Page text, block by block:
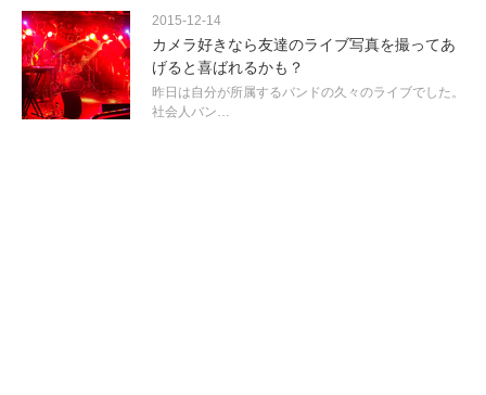
2015-12-14
カメラ好きなら友達のライブ写真を撮ってあ
げると喜ばれるかも？
昨日は自分が所属するバンドの久々のライブでした。
社会人バン…